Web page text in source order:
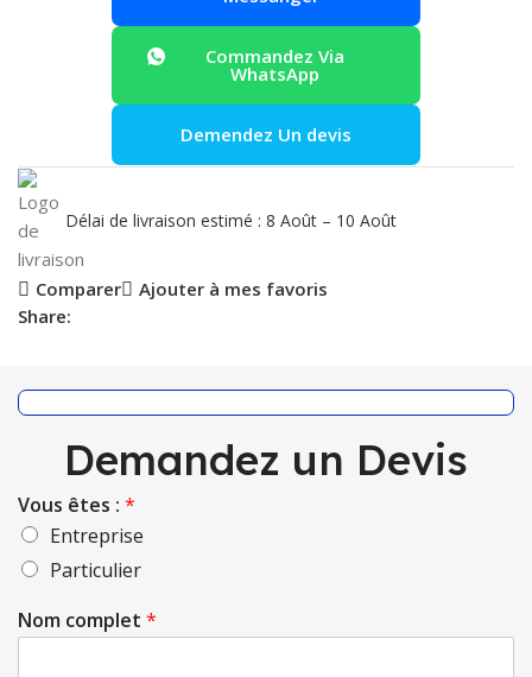
Commandez Via
WhatsApp
Demendez Un devis
Délai de livraison estimé : 8 Août – 10 Août
Comparer
Ajouter à mes favoris
Share:
Demandez un Devis
Vous êtes : *
Entreprise
Particulier
Nom complet *